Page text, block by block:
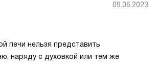
09.06.2023
печи нельзя представить
наряду с духовкой или тем же